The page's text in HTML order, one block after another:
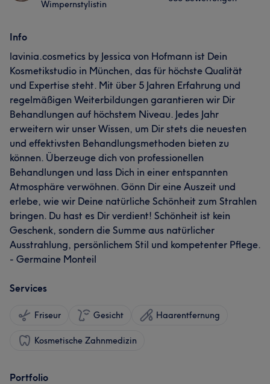
Wimpernstylistin
Info
lavinia.cosmetics by Jessica von Hofmann ist Dein
Kosmetikstudio in München, das für höchste Qualität
und Expertise steht. Mit über 5 Jahren Erfahrung und
regelmäßigen Weiterbildungen garantieren wir Dir
Behandlungen auf höchstem Niveau. Jedes Jahr
erweitern wir unser Wissen, um Dir stets die neuesten
und effektivsten Behandlungsmethoden bieten zu
können. Überzeuge dich von professionellen
Behandlungen und lass Dich in einer entspannten
Atmosphäre verwöhnen. Gönn Dir eine Auszeit und
erlebe, wie wir Deine natürliche Schönheit zum Strahlen
bringen. Du hast es Dir verdient! Schönheit ist kein
Geschenk, sondern die Summe aus natürlicher
Ausstrahlung, persönlichem Stil und kompetenter Pflege.
- Germaine Monteil
Services
Friseur Gesicht Haarentfernung
Kosmetische Zahnmedizin
Portfolio